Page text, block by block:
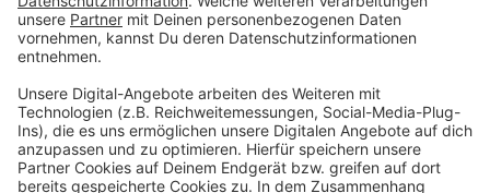
seine Lieblingspromis in die Pfanne, so wie wir ihn
kennen und lieben. Atze Schröder und sein ganz
persönlicher Wochenrückblick - so privat wie noch nie,
so lustig wie immer.
Anzeige